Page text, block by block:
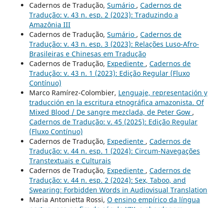
Cadernos de Tradução, Sumário , Cadernos de
Tradução: v. 43 n. esp. 2 (2023): Traduzindo a
Amazônia III
Cadernos de Tradução, Sumário , Cadernos de
Tradução: v. 43 n. esp. 3 (2023): Relações Luso-Afro-
Brasileiras e Chinesas em Tradução
Cadernos de Tradução, Expediente , Cadernos de
Tradução: v. 43 n. 1 (2023): Edição Regular (Fluxo
Contínuo)
Marco Ramírez-Colombier, Lenguaje, representación y
traducción en la escritura etnográfica amazonista. Of
Mixed Blood / De sangre mezclada, de Peter Gow ,
Cadernos de Tradução: v. 45 (2025): Edição Regular
(Fluxo Contínuo)
Cadernos de Tradução, Expediente , Cadernos de
Tradução: v. 44 n. esp. 1 (2024): Circum-Navegações
Transtextuais e Culturais
Cadernos de Tradução, Expediente , Cadernos de
Tradução: v. 44 n. esp. 2 (2024): Sex, Taboo, and
Swearing: Forbidden Words in Audiovisual Translation
Maria Antonietta Rossi, O ensino empírico da língua